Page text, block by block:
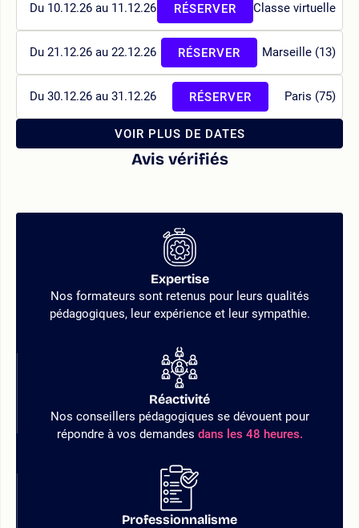
Du 10.12.26 au 11.12.26 Classe virtuelle
RÉSERVER
Du 21.12.26 au 22.12.26 Marseille (13)
RÉSERVER
Du 30.12.26 au 31.12.26 Paris (75)
RÉSERVER
VOIR PLUS DE DATES
Avis vérifiés
Expertise
Nos formateurs sont retenus pour leurs qualités
pédagogiques, leur expérience et leur sympathie.
Réactivité
Nos conseillers pédagogiques se dévouent pour
répondre à vos demandes dans les 48 heures.
Professionnalisme